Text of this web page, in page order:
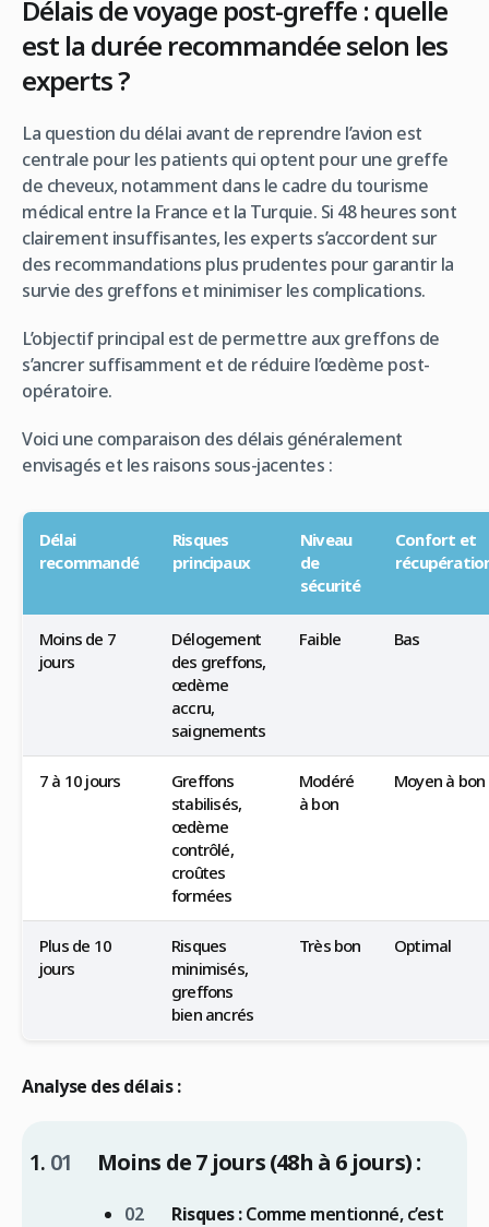
Délais de voyage post-greffe : quelle
est la durée recommandée selon les
experts ?
La question du délai avant de reprendre l’avion est
centrale pour les patients qui optent pour une greffe
de cheveux, notamment dans le cadre du tourisme
médical entre la France et la Turquie. Si 48 heures sont
clairement insuffisantes, les experts s’accordent sur
des recommandations plus prudentes pour garantir la
survie des greffons et minimiser les complications.
L’objectif principal est de permettre aux greffons de
s’ancrer suffisamment et de réduire l’œdème post-
opératoire.
Voici une comparaison des délais généralement
envisagés et les raisons sous-jacentes :
Délai
recommandé
Risques
principaux
Niveau
de
sécurité
Confort et
Moins de 7
jours
Délogement
des greffons,
œdème
accru,
saignements
Faible Bas
7 à 10 jours
Greffons
stabilisés,
œdème
contrôlé,
croûtes
formées
Modéré
à bon
Moyen à bon
Plus de 10
jours
Risques
minimisés,
greffons
bien ancrés
Très bon Optimal
Analyse des délais :
Moins de 7 jours (48h à 6 jours) :
Risques :Comme mentionné, c’est